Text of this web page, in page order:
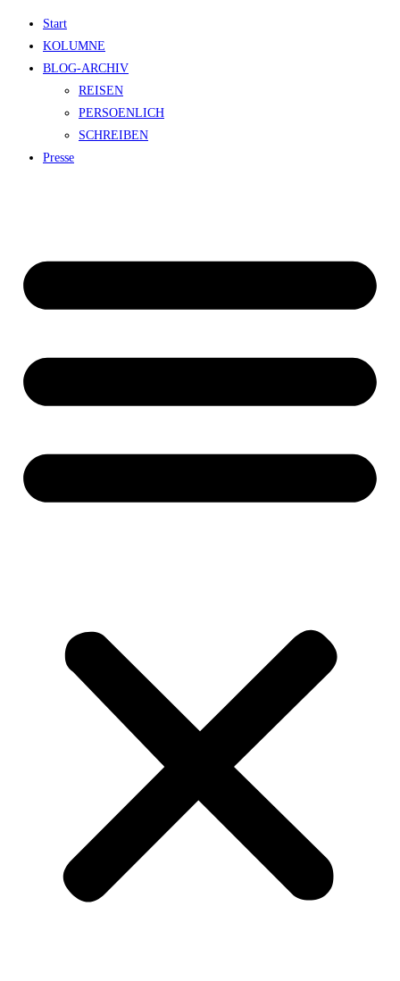
Zum
Inhalt
springen
Start
KOLUMNE
BLOG-ARCHIV
REISEN
PERSOENLICH
SCHREIBEN
Presse